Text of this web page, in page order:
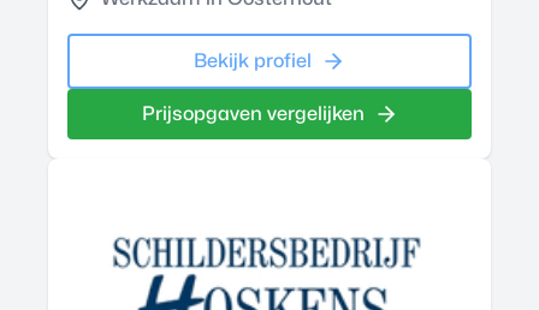
Bekijk profiel
Prijsopgaven vergelijken